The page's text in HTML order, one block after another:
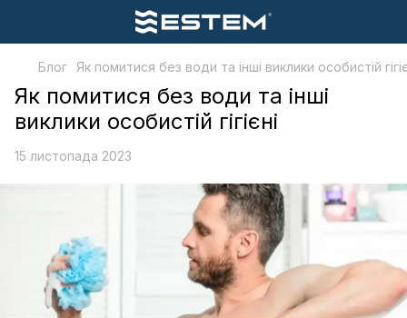
Блог Як помитися без води та інші виклики особистій
Як помитися без води та інші
виклики особистій гігієні
15 листопада 2023